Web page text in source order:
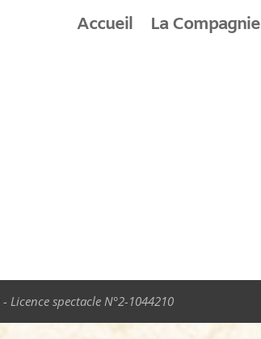
Accueil La Compagnie
spectacle N°2-1044210